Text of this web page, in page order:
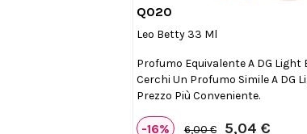
Q020
Leo Betty 33 Ml
Profumo Equivalente A DG Light
Cerchi Un Profumo Simile A DG
Prezzo Più Conveniente.
-16% 6,00 € 5,04 €